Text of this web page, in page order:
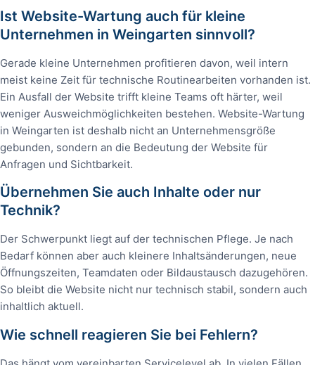
Ist Website-Wartung auch für kleine
Unternehmen in Weingarten sinnvoll?
Gerade kleine Unternehmen profitieren davon, weil intern
meist keine Zeit für technische Routinearbeiten vorhanden ist.
Ein Ausfall der Website trifft kleine Teams oft härter, weil
weniger Ausweichmöglichkeiten bestehen. Website-Wartung
in Weingarten ist deshalb nicht an Unternehmensgröße
gebunden, sondern an die Bedeutung der Website für
Anfragen und Sichtbarkeit.
Übernehmen Sie auch Inhalte oder nur
Technik?
Der Schwerpunkt liegt auf der technischen Pflege. Je nach
Bedarf können aber auch kleinere Inhaltsänderungen, neue
Öffnungszeiten, Teamdaten oder Bildaustausch dazugehören.
So bleibt die Website nicht nur technisch stabil, sondern auch
inhaltlich aktuell.
Wie schnell reagieren Sie bei Fehlern?